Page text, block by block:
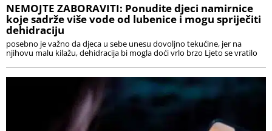
NEMOJTE ZABORAVITI: Ponudite djeci namirnice
koje sadrže više vode od lubenice i mogu spriječiti
dehidraciju
posebno je važno da djeca u sebe unesu dovoljno tekućine, jer na
njihovu malu kilažu, dehidracija bi mogla doći vrlo brzo Ljeto se vratilo